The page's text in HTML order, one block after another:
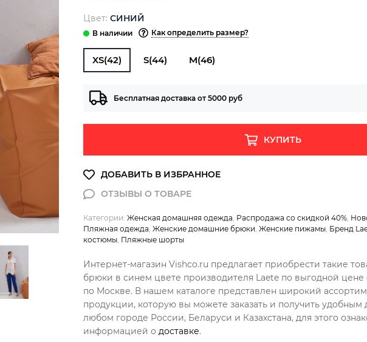
Цвет: СИНИЙ
Как определить размер?
XS(42) S(44) M(46)
Бесплатная доставка от 5000 руб
КУПИТЬ
Категории: Женская домашняя одежда, Распродажа со скидкой 40%,
Пляжная одежда, Женские домашние брюки, Женские пижамы, Бренд
костюмы, Пляжные шорты
Интернет-магазин Vishco.ru предлагает приобрести такие
брюки в синем цвете производителя Laete по выгодной цене
по Москве. В нашем каталоге представлен широкий
продукции, которую вы можете заказать и получить удобным
любом городе России, Беларуси и Казахстана, для этого
информацией о доставке.